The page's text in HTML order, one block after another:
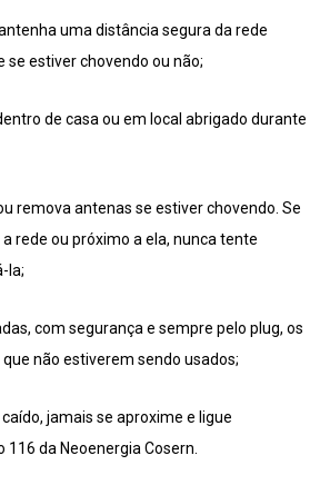
uma distância segura da rede
se estiver chovendo ou não;
de casa ou em local abrigado durante
remova antenas se estiver chovendo. Se
rede ou próximo a ela, nunca tente
la;
com segurança e sempre pelo plug, os
não estiverem sendo usados;
jamais se aproxime e ligue
da Neoenergia Cosern.